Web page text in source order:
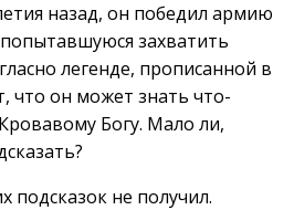
назад, он победил армию
захватить
легенде, прописанной в
что он может знать что-
Богу. Мало ли,
подсказок не получил.